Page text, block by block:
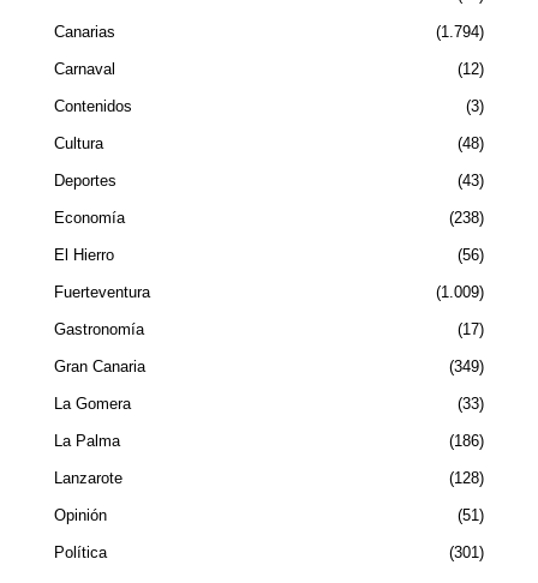
Canarias 1.794
Carnaval 12
Contenidos 3
Cultura 48
Deportes 43
Economía 238
El Hierro 56
Fuerteventura 1.009
Gastronomía 17
Gran Canaria 349
La Gomera 33
La Palma 186
Lanzarote 128
Opinión 51
Política 301